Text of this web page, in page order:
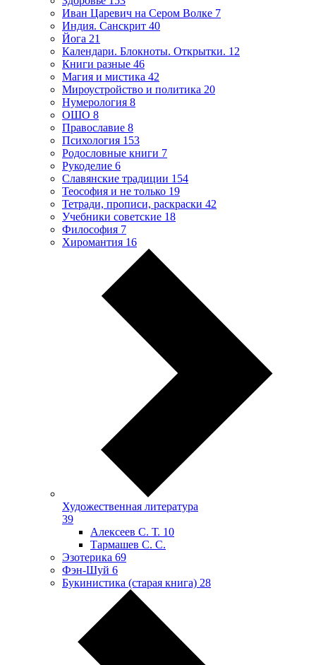
Иван Царевич на Сером Волке 7
Индия. Санскрит 40
Йога 21
Календари. Блокноты. Открытки. 12
Книги разные 46
Магия и мистика 42
Мироустройство и политика 20
Нумерология 8
ОШО 8
Православие 8
Психология 153
Родословные книги 7
Рукоделие 6
Славянские традиции 154
Теософия и не только 19
Тетради, прописи, раскраски 42
Учебники советские 18
Философия 7
Хиромантия 16
Художественная литература
39
Алексеев С. Т. 10
Тармашев С. С.
Эзотерика 69
Фэн-Шуй 6
Букинистика (старая книга) 28